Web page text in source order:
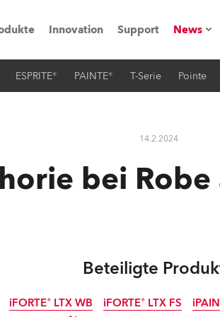
Innovation Support News
ESPRITE® PAINTE® T-Serie Pointe
14.2.2024
bei Robe
Beteiligte
iFORTE® LTX WB iFORTE® LTX FS